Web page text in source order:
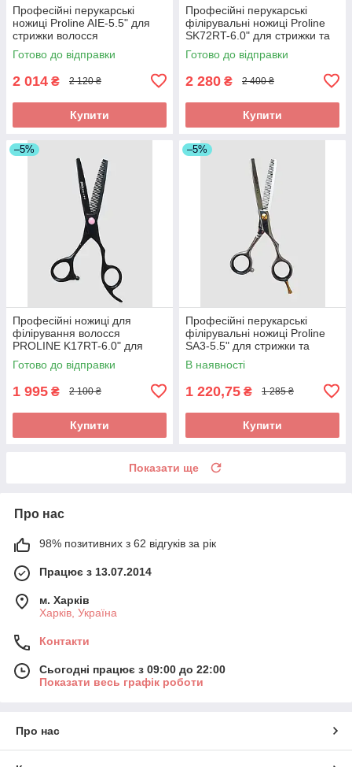
Професійні перукарські
ножиці Proline AIE-5.5" для
стрижки волосся
Готово до відправки
2 014 ₴ 2 120 ₴
Купити
Професійні перукарські
філірувальні ножиці Proline
SK72RT-6.0" для стрижки та
текстурування волосся
Готово до відправки
2 280 ₴ 2 400 ₴
Купити
–5%
Професійні ножиці для
філірування волосся
PROLINE K17RT-6.0" для
стрижки та текстуріровання
волосся
Готово до відправки
1 995 ₴ 2 100 ₴
Купити
–5%
Професійні перукарські
філірувальні ножиці Proline
SA3-5.5" для стрижки та
текстурування волосся
В наявності
1 220,75 ₴ 1 285 ₴
Купити
Показати ще
Про нас
98% позитивних з 62 відгуків за рік
Працює з 13.07.2014
м. Харків
Харків, Україна
Контакти
Сьогодні працює з 09:00 до 22:00
Показати весь графік роботи
Про нас